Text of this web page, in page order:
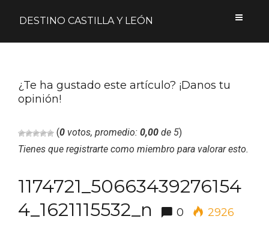
DESTINO CASTILLA Y LEÓN
¿Te ha gustado este artículo? ¡Danos tu
opinión!
(0 votos, promedio: 0,00 de 5)
Tienes que registrarte como miembro para valorar esto.
1174721_50663439276154
4_1621115532_n
0 2926
Nombre de usuario o correo electrónico